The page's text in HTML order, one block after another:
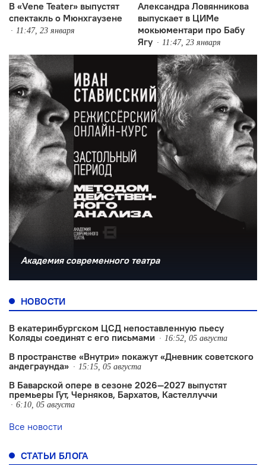
В «Vene Teater» выпустят
спектакль о Мюнхгаузене
11:47, 23 января
Александра Ловянникова
выпускает в ЦИМе
мокьюментари про Бабу
Ягу
11:47, 23 января
Академия современного театра
НОВОСТИ
В екатеринбургском ЦСД непоставленную пьесу
Коляды соединят с его письмами
16:52, 05 августа
В пространстве «Внутри» покажут «Дневник советского
андеграунда»
15:15, 05 августа
В Баварской опере в сезоне 2026—2027 выпустят
премьеры Гут, Черняков, Бархатов, Кастеллуччи
6:10, 05 августа
Все новости
СТАТЬИ БЛОГА